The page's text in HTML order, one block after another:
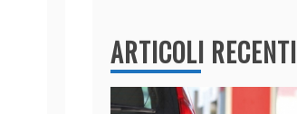
ARTICOLI RECENTI